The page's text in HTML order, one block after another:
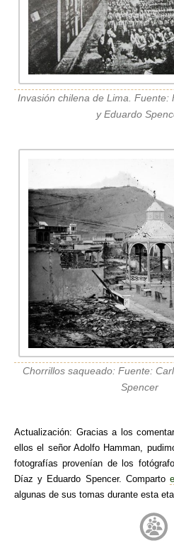
Invasión chilena de Lima. Fuente:
y Eduardo
Chorrillos saqueado: Fuente:
Spencer
Actualización: Gracias a los
ellos el señor Adolfo Hamman,
fotografías provenían de los
Díaz y Eduardo Spencer. Comparto
algunas de sus tomas durante esta